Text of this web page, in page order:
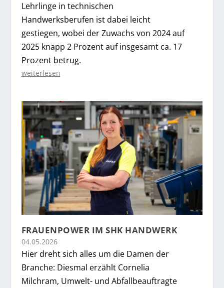
Lehrlinge in technischen
Handwerksberufen ist dabei leicht
gestiegen, wobei der Zuwachs von 2024 auf
2025 knapp 2 Prozent auf insgesamt ca. 17
Prozent betrug.
weiterlesen
FRAUENPOWER IM SHK HANDWERK
04.05.2026
Hier dreht sich alles um die Damen der
Branche: Diesmal erzählt Cornelia
Milchram, Umwelt- und Abfallbeauftragte